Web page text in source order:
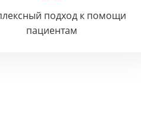
подход к помощи
пациентам